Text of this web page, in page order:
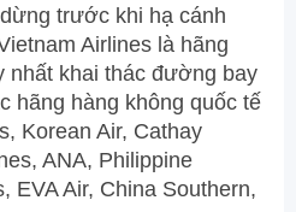
trước khi hạ cánh
Airlines là hãng
nhất khai thác đường bay
hãng hàng không quốc tế
Korean Air, Cathay
ANA, Philippine
EVA Air, China Southern,